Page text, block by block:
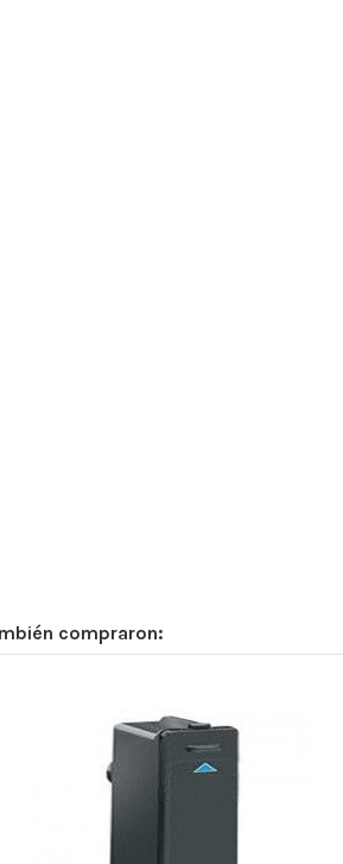
compraron: